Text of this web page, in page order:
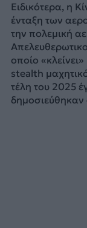
Ειδικότερα, η
ένταξη των
την πολεμική
οποίο
stealth
τέλη του 2025
δημοσιεύθηκαν